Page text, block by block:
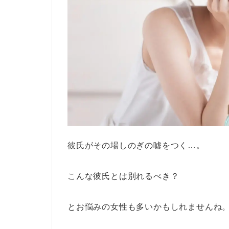
彼氏がその場しのぎの嘘をつく…。
こんな彼氏とは別れるべき？
とお悩みの女性も多いかもしれませんね